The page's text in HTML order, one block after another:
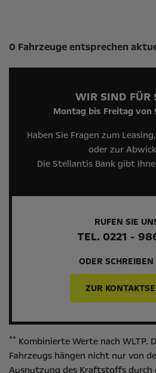
Suchergebnisse
0 Fahrzeuge entsprechen
WIR SIND FÜR
Montag bis Freitag von
Haben Sie Fragen zum
oder zur
Die Stellantis Bank gibt
RUFEN SIE
TEL. 0221 -
ODER
ZUR
** Kombinierte Werte nach WLTP.
Fahrzeugs hängen nicht nur von
Ausnutzung des Kraftstoffs durch